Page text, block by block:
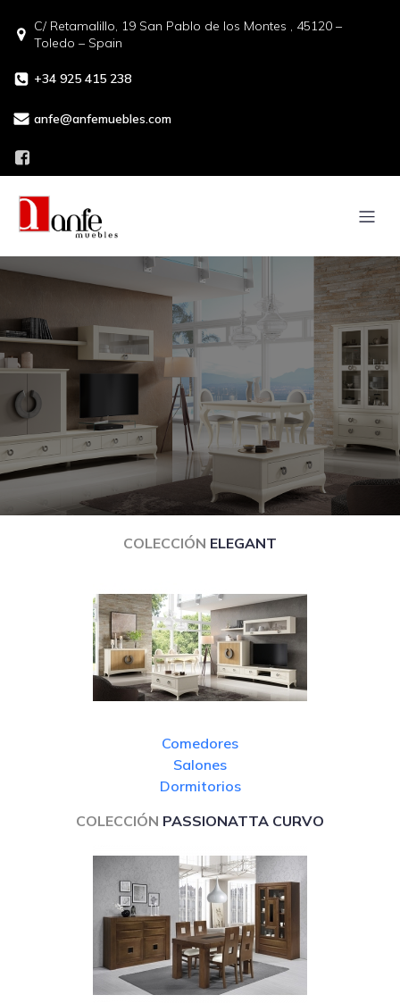
C/ Retamalillo, 19 San Pablo de los Montes , 45120 –
Toledo – Spain
+34 925 415 238
anfe@anfemuebles.com
COLECCIÓN ELEGANT
Comedores
Salones
Dormitorios
COLECCIÓN PASSIONATTA CURVO